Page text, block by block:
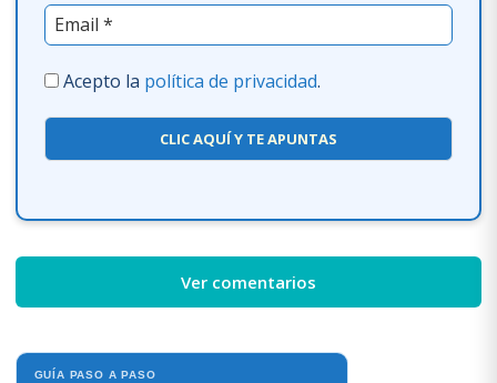
Acepto la política de privacidad.
CLIC AQUÍ Y TE APUNTAS
Ver comentarios
GUÍA PASO A PASO